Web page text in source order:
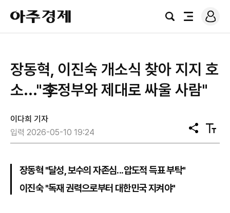
아
주
경
검
전
로
그
장동혁, 이진숙 개소식 찾아 지지 호
소..."李정부와 제대로 싸울 사람"
이다희 기자
입력 2026-05-10 19:24
공
유
텍
스
장동혁 "달성, 보수의 자존심...압도적 득표 부탁"
이진숙 "독재 권력으로부터 대한민국 지켜야"